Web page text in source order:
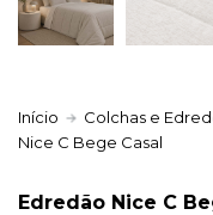
Início Colchas e
Nice C Bege Casal
Edredão Nice C